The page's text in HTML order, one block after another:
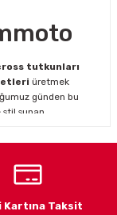
tutkunları
üretmek
günden bu
stil sunan
profesyonel
jersey
maksimum
Kartına Taksit